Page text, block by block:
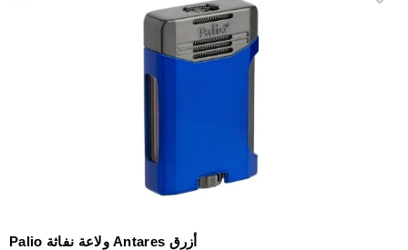
Palio ولاعة نفاثة Antares أزرق